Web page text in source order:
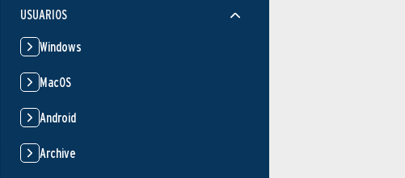
USUARIOS
Windows
MacOS
Android
Archive